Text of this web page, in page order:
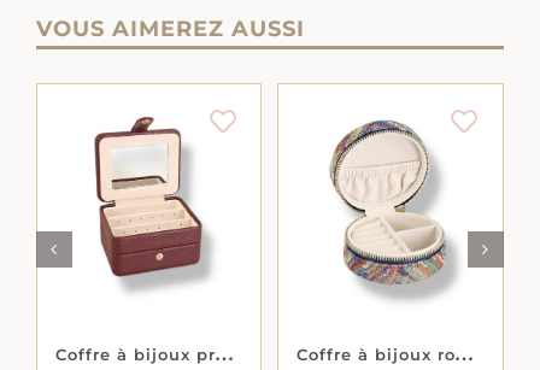
VOUS AIMEREZ AUSSI
C
offre à bijoux prestige – Gainé synthétique – Aspect cuir bordeaux
AJOUTER AU
PANIER
/ DÉTAILS
C
offre à bijoux rond – Gainé synthétique – Multicolore
AJOUTER AU
PANIER
/ DÉTAILS